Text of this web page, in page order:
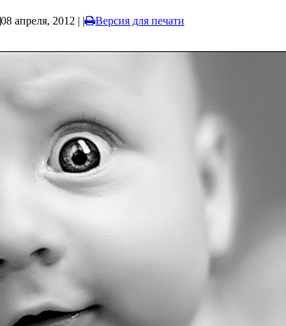
08 апреля, 2012 | |
Версия для печати